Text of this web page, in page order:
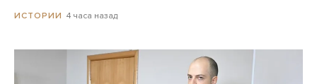
ИСТОРИИ 4 часа назад